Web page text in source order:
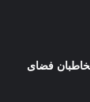
فضای